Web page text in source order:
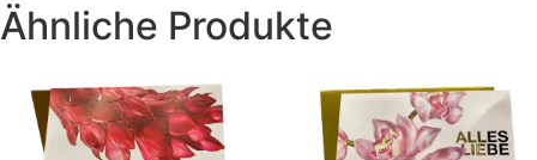
Ähnliche Produkte